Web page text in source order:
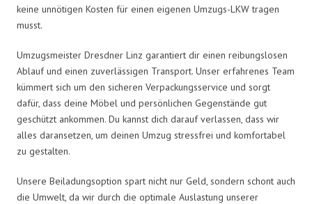
keine unnötigen Kosten für einen eigenen Umzugs-LKW tragen
musst.
Umzugsmeister Dresdner Linz garantiert dir einen reibungslosen
Ablauf und einen zuverlässigen Transport. Unser erfahrenes Team
kümmert sich um den sicheren Verpackungsservice und sorgt
dafür, dass deine Möbel und persönlichen Gegenstände gut
geschützt ankommen. Du kannst dich darauf verlassen, dass wir
alles daransetzen, um deinen Umzug stressfrei und komfortabel
zu gestalten.
Unsere Beiladungsoption spart nicht nur Geld, sondern schont auch
die Umwelt, da wir durch die optimale Auslastung unserer